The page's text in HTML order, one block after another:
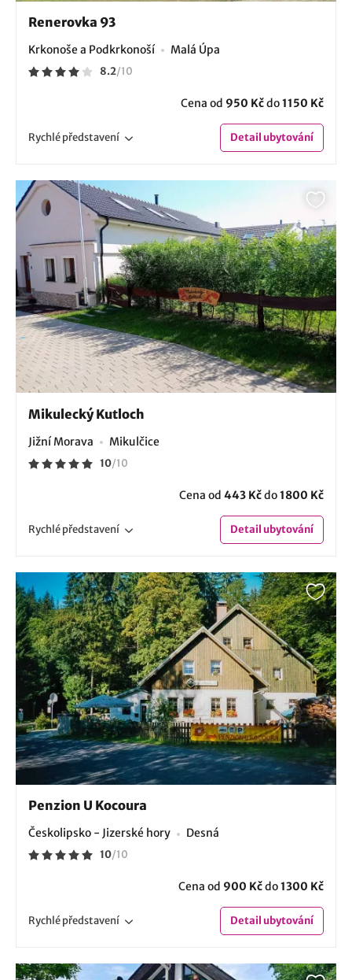
Renerovka 93
Krkonoše a Podkrkonoší Malá Úpa
8.2/10
Cena od 950 Kčdo1150 Kč
Rychlépředstavení Detailubytování
Mikulecký Kutloch
Jižní Morava Mikulčice
10/10
Cena od 443 Kčdo1800 Kč
Rychlépředstavení Detailubytování
Penzion U Kocoura
Českolipsko - Jizerské hory Desná
10/10
Cena od 900 Kčdo1300 Kč
Rychlépředstavení Detailubytování